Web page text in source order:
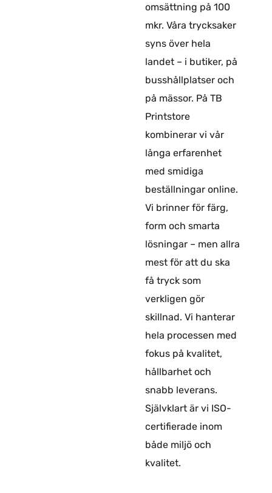
omsättning på 100
mkr. Våra trycksaker
syns över hela
landet – i butiker, på
busshållplatser och
på mässor. På TB
Printstore
kombinerar vi vår
långa erfarenhet
med smidiga
beställningar online.
Vi brinner för färg,
form och smarta
lösningar – men allra
mest för att du ska
få tryck som
verkligen gör
skillnad. Vi hanterar
hela processen med
fokus på kvalitet,
hållbarhet och
snabb leverans.
Självklart är vi ISO-
certifierade inom
både miljö och
kvalitet.